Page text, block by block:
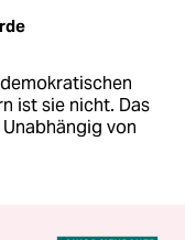
ist sie nicht. Das
von